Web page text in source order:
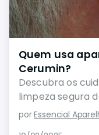
Quem usa
Cerumin?
Descubra os
limpeza segura
porEssencial